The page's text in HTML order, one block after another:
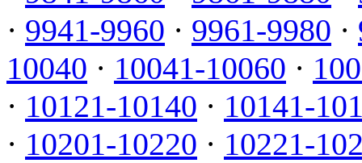
· 9941-9960 · 9961-9980 ·
10040 · 10041-10060 ·
· 10121-10140 · 10141-
· 10201-10220 · 10221-